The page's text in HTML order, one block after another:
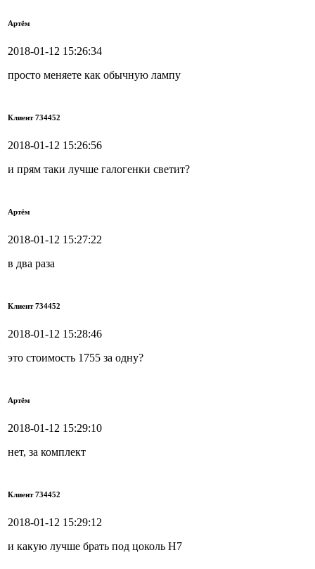
Артём
2018-01-12 15:26:34
просто меняете как обычную лампу
Клиент 734452
2018-01-12 15:26:56
и прям таки лучше галогенки светит?
Артём
2018-01-12 15:27:22
в два раза
Клиент 734452
2018-01-12 15:28:46
это стоимость 1755 за одну?
Артём
2018-01-12 15:29:10
нет, за комплект
Клиент 734452
2018-01-12 15:29:12
и какую лучше брать под цоколь Н7